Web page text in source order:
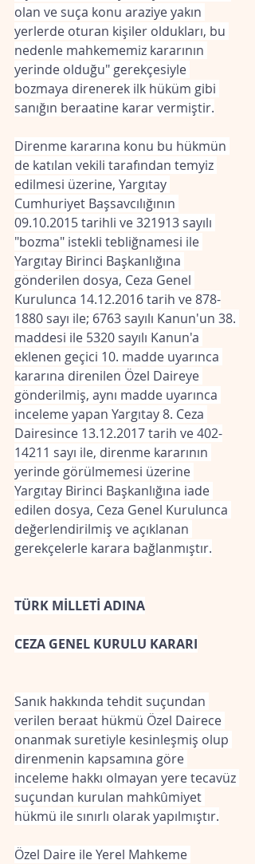
olan ve suça konu araziye yakın
yerlerde oturan kişiler oldukları, bu
nedenle mahkememiz kararının
yerinde olduğu" gerekçesiyle
bozmaya direnerek ilk hüküm gibi
sanığın beraatine karar vermiştir.
Direnme kararına konu bu hükmün
de katılan vekili tarafından temyiz
edilmesi üzerine, Yargıtay
Cumhuriyet Başsavcılığının
09.10.2015 tarihli ve 321913 sayılı
"bozma" istekli tebliğnamesi ile
Yargıtay Birinci Başkanlığına
gönderilen dosya, Ceza Genel
Kurulunca 14.12.2016 tarih ve 878-
1880 sayı ile; 6763 sayılı Kanun'un 38.
maddesi ile 5320 sayılı Kanun'a
eklenen geçici 10. madde uyarınca
kararına direnilen Özel Daireye
gönderilmiş, aynı madde uyarınca
inceleme yapan Yargıtay 8. Ceza
Dairesince 13.12.2017 tarih ve 402-
14211 sayı ile, direnme kararının
yerinde görülmemesi üzerine
Yargıtay Birinci Başkanlığına iade
edilen dosya, Ceza Genel Kurulunca
değerlendirilmiş ve açıklanan
gerekçelerle karara bağlanmıştır.
TÜRK MİLLETİ ADINA
CEZA GENEL KURULU KARARI
Sanık hakkında tehdit suçundan
verilen beraat hükmü Özel Dairece
onanmak suretiyle kesinleşmiş olup
direnmenin kapsamına göre
inceleme hakkı olmayan yere tecavüz
suçundan kurulan mahkûmiyet
hükmü ile sınırlı olarak yapılmıştır.
Özel Daire ile Yerel Mahkeme